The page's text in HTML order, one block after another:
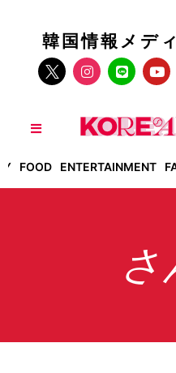
韓国情報メデ
FOOD ENTERTAINMENT
さ